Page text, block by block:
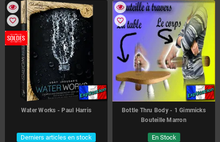
favorite_border
Water Works - Paul Harris
Derniers articles en stock
favorite_border
Bottle Thru Body - 1 Gimmicks
Bouteille Marron
En Stock